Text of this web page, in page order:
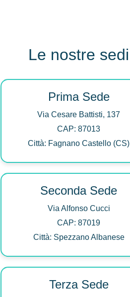
Le nostre sedi
Prima Sede
Via Cesare Battisti, 137
CAP: 87013
Città: Fagnano Castello (CS)
Seconda Sede
Via Alfonso Cucci
CAP: 87019
Città: Spezzano Albanese
Terza Sede